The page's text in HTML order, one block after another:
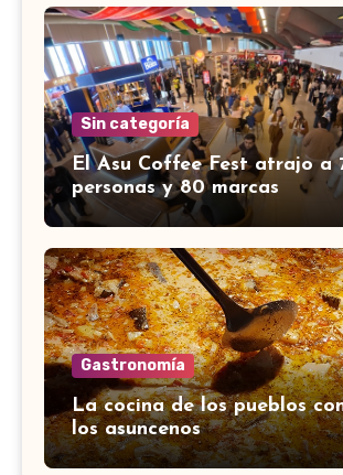
Sin categoría
El Asu Coffee Fest atrajo a
personas y 80 marcas
Gastronomía
La cocina de los pueblos
los asuncenos